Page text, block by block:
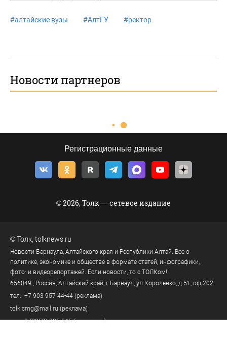
#алтайские вузы #АлтГУ #ректор
Новости партнеров
Регистрационные данные
© 2026, Толк — сетевое издание
©Толк tolknews.ru
Новости Барнаула, Алтайского края и Республики Алтай. Все о
политике, экономике и обществе в формате статей, инфографики,
фото- и видеорепортажей. Если новости, то с ТОЛКом!
656049
, Россия, Алтайский край, г. Барнаул ул.Короленко, д.51, оф.202
тел.: +7 903 957 44-44 (реклама)
tolk.smg@mail.ru (реклама)
тел.:8 (3852) 205-545(телеканал)